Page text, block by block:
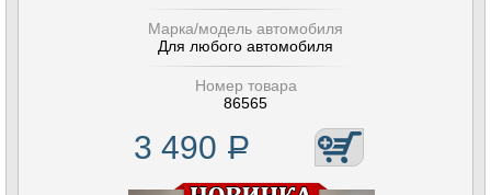
Марка/модель автомобиля
Для любого автомобиля
Номер товара
86565
3 490 Р